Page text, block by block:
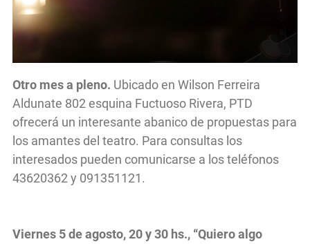
Otro mes a pleno. Ubicado en Wilson Ferreira
Aldunate 802 esquina Fuctuoso Rivera, PTD
ofrecerá un interesante abanico de propuestas para
los amantes del teatro. Para consultas los
interesados pueden comunicarse a los teléfonos
43620362 y 091351121.
Viernes 5 de agosto, 20 y 30 hs., “Quiero algo